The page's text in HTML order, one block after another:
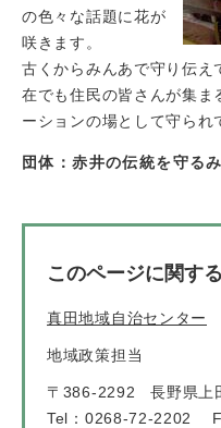
の色々な話題に花が
咲きます。
古くからみんあで守り伝え
在でも住民の皆さんが集ま
ーションの場として守られ
団体：赤井の伝統を守る
このページに関す
真田地域自治センター
地域政策担当
〒386-2292
長野県上
Tel：0268-72-2202